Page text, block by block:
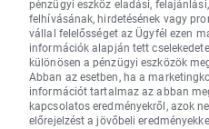
pénzügyi eszköz eladási,
felhívásának, hirdetésének vagy
vállal felelősséget az Ügyfél ezen
információk alapján tett
különösen a pénzügyi eszközök
Abban az esetben, ha a
információt tartalmaz az abban
kapcsolatos eredményekről, azok
előrejelzést a jövőbeli